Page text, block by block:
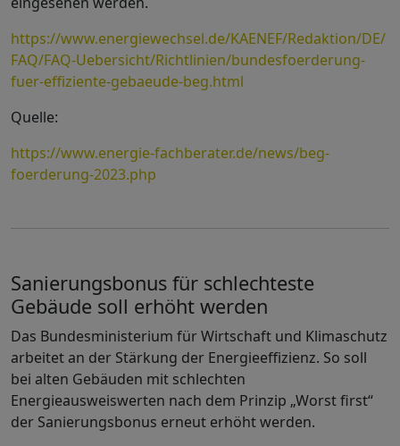
https://www.energiewechsel.de/KAENEF/Redaktion/DE/
FAQ/FAQ-Uebersicht/Richtlinien/bundesfoerderung-
fuer-effiziente-gebaeude-beg.html
Quelle:
https://www.energie-fachberater.de/news/beg-
foerderung-2023.php
Sanierungsbonus für schlechteste
Gebäude soll erhöht werden
Das Bundesministerium für Wirtschaft und Klimaschutz
arbeitet an der Stärkung der Energieeffizienz. So soll
bei alten Gebäuden mit schlechten
Energieausweiswerten nach dem Prinzip „Worst first“
der Sanierungsbonus erneut erhöht werden.